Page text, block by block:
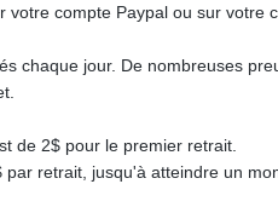
compte Paypal ou sur votre
chaque jour. De nombreuses
de 2$ pour le premier retrait.
retrait, jusqu'à atteindre un